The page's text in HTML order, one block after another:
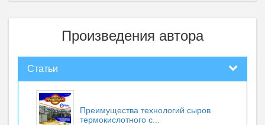
Произведения автора
Статьи
Преимущества технологий сыров
термокислотного с...